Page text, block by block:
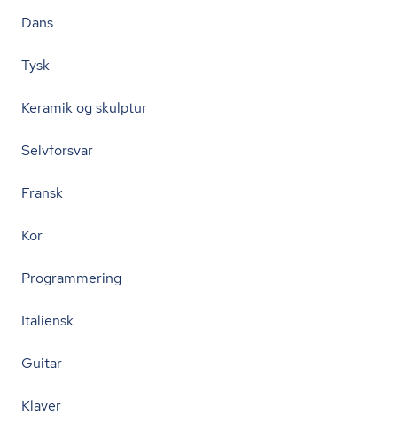
Dans
Tysk
Keramik og skulptur
Selvforsvar
Fransk
Kor
Programmering
Italiensk
Guitar
Klaver